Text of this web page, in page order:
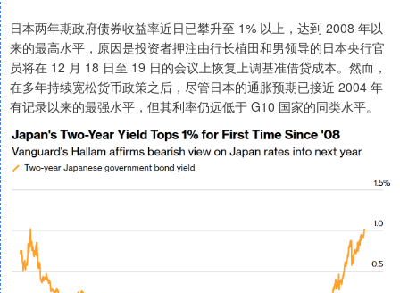
日本两年期政府债券收益率近日已攀升至 1% 以上，达到 2008 年以
来的最高水平，原因是投资者押注由行长植田和男领导的日本央行官
员将在 12 月 18 日至 19 日的会议上恢复上调基准借贷成本。然而，
在多年持续宽松货币政策之后，尽管日本的通胀预期已接近 2004 年
有记录以来的最强水平，但其利率仍远低于 G10 国家的同类水平。